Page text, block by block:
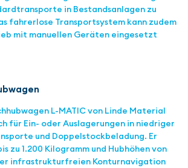
in Bestandsanlagen zu
fahrerlose Transportsystem kann zudem
mit manuellen Geräten eingesetzt
L-MATIC von Linde Material
für Ein- oder Auslagerungen in niedriger
und Doppelstockbeladung. Er
zu 1.200 Kilogramm und Hubhöhen von
infrastrukturfreien Konturnavigation